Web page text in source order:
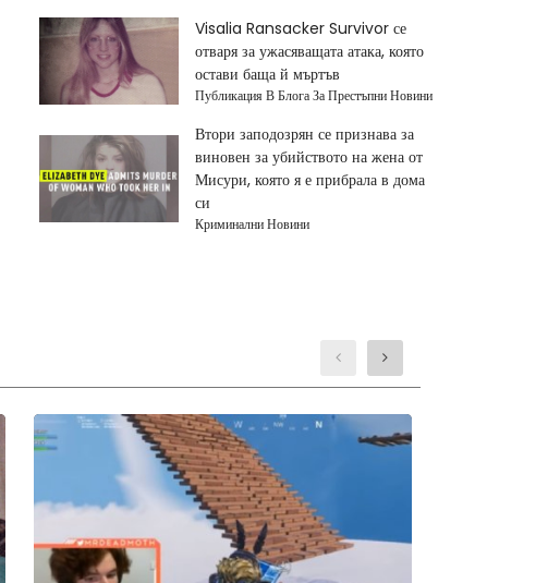
Visalia Ransacker Survivor се
отваря за ужасяващата атака, която
остави баща й мъртъв
Публикация В Блога За Престъпни Новини
Втори заподозрян се признава за
виновен за убийството на жена от
Мисури, която я е прибрала в дома
си
Криминални Новини